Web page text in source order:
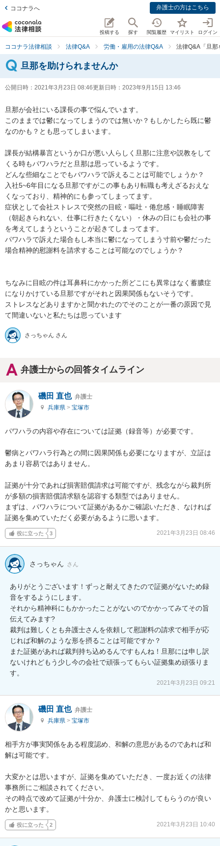
ココナラへ 弁護士の方はこちら
投稿する 探す 閲覧履歴 マイリスト ログイン
ココナラ法律相談 法律Q&A 労働・雇用の法律Q&A 法律Q&A「旦
旦那を助けられませんか
公開日時： 2021年3月23日 08:46更新日時： 2023年9月15日 13:46
旦那が会社にいる課長の事で悩んでいます。
このままでは鬱になってしまうのでは無いか？もしかしたら既に鬱
なのかも？とも思ってしまいます。
課長が結構暴言というか口が悪い人らしく旦那に注意や説教をして
くる時もパワハラだと旦那は思っているようです。
どんな些細なことでもパワハラで訴えることは可能でしょうか？
入社5~6年目になる旦那ですがこの事もあり転職も考えざるおえな
くなっており、精神的にも参ってしまってます。
症状として会社ストレスで突然の目眩・嘔吐・倦怠感・睡眠障害
（朝起きられない、仕事に行きたくない）・休みの日にも会社の事
を考えてしまうということが起きてしまってます。
パワハラで訴えた場合もし本当に鬱になってしまう寸前や鬱だった
場合精神的慰謝料を請求することは可能なのでしょうか？
ちなみに目眩の件は耳鼻科にかかった所どこにも異常はなく蓄膿症
になりかけている旦那ですがそれと因果関係もないそうです。
ストレスなどありますかと聞かれたのでそのことが一番の原因で見
て間違いないと私たちは思っています
さっちゃん さん
弁護士からの回答タイムライン
磯田 直也 弁護士
兵庫県 > 宝塚市
パワハラの内容や存在については証拠（録音等）が必要です。
鬱病とパワハラ行為との間に因果関係も必要になりますが、立証は
あまり容易ではありません。
証拠が十分であれば損害賠償請求は可能ですが、残念ながら裁判所
が多額の損害賠償請求額を認容する類型ではありません。
まずは、パワハラについて証拠があるかご確認いただき、なければ
証拠を集めていただく必要があるように思います。
役に立った 3 2021年3月23日 08:46
さっちゃん さん
ありがとうございます！ずっと耐えてきたので証拠がないため録
音をするようにします。
それから精神科にもかかったことがないのでかかってみてその旨
伝えてみます?
裁判は難しくとも弁護士さんを依頼して慰謝料の請求で相手が応
じれば和解のような形を摂ることは可能ですか？
また証拠があれば裁判持ち込めるんですもんね！旦那には申し訳
ないけれどもう少し今の会社で頑張ってもらい証拠集め頑張りま
す。
2021年3月23日 09:21
磯田 直也 弁護士
兵庫県 > 宝塚市
相手方が事実関係をある程度認め、和解の意思があるのであれば和
解は可能です。
大変かとは思いますが、証拠を集めていただき、一度お近くの法律
事務所にご相談されてください。
その時点で改めて証拠が十分か、弁護士に検討してもらうのが良い
かと思います。
役に立った 2 2021年3月23日 10:40